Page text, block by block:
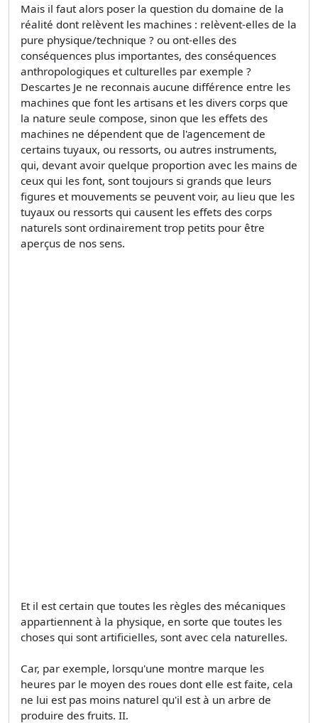
Mais il faut alors poser la question du domaine de la
réalité dont relèvent les machines : relèvent-elles de la
pure physique/technique ? ou ont-elles des
conséquences plus importantes, des conséquences
anthropologiques et culturelles par exemple ?
Descartes Je ne reconnais aucune différence entre les
machines que font les artisans et les divers corps que
la nature seule compose, sinon que les effets des
machines ne dépendent que de l'agencement de
certains tuyaux, ou ressorts, ou autres instruments,
qui, devant avoir quelque proportion avec les mains de
ceux qui les font, sont toujours si grands que leurs
figures et mouvements se peuvent voir, au lieu que les
tuyaux ou ressorts qui causent les effets des corps
naturels sont ordinairement trop petits pour être
aperçus de nos sens.
Et il est certain que toutes les règles des mécaniques
appartiennent à la physique, en sorte que toutes les
choses qui sont artificielles, sont avec cela naturelles.
Car, par exemple, lorsqu'une montre marque les
heures par le moyen des roues dont elle est faite, cela
ne lui est pas moins naturel qu'il est à un arbre de
produire des fruits. II.